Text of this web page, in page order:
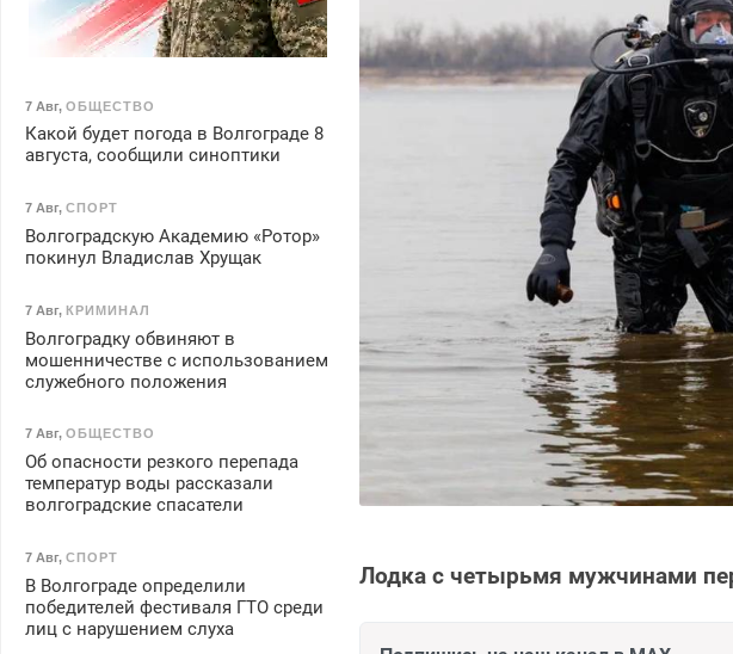
Лодка с четырьмя мужчинами
7 Авг, ОБЩЕСТВО
Какой будет погода в Волгограде 8
августа, сообщили синоптики
7 Авг, СПОРТ
Волгоградскую Академию «Ротор»
покинул Владислав Хрущак
7 Авг, КРИМИНАЛ
Волгоградку обвиняют в
мошенничестве с использованием
служебного положения
7 Авг, ОБЩЕСТВО
Об опасности резкого перепада
температур воды рассказали
волгоградские спасатели
7 Авг, СПОРТ
В Волгограде определили
победителей фестиваля ГТО среди
лиц с нарушением слуха